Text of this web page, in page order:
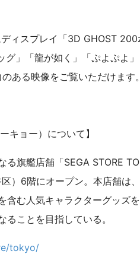
ィスプレイ「3D GHOST
」「龍が如く」「ぷよぷよ
ある映像をご覧いただけます。
キョー）について】
る旗艦店舗「SEGA STORE
）6階にオープン。本店舗は
含む人気キャラクターグッズ
ことを目指している。
tokyo/